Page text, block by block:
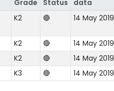
Grade Status
data
K2 🔴 14 May 2019
K2 🔴
14 May 2019
K2 🔴
14 May 2019
K3 🔴 14 May 2019